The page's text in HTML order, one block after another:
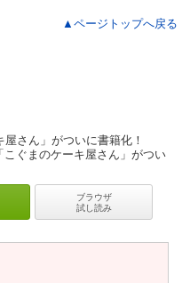
▲ページトップへ戻る
屋さん」がついに書籍化！
こぐまのケーキ屋さん」がつい
ブラウザ
試し読み